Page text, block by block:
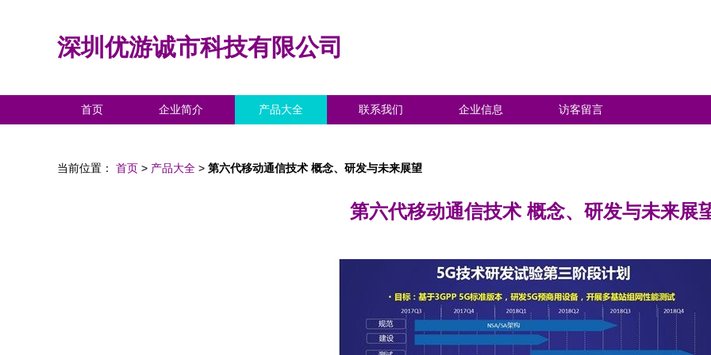
深圳优游诚市科技有限公司
首页 企业简介 产品大全 联系我们 企业信息 访客留言
当前位置： 首页 > 产品大全 > 第六代移动通信技术 概念、研发与未来展望
第六代移动通信技术 概念、研发与未来展